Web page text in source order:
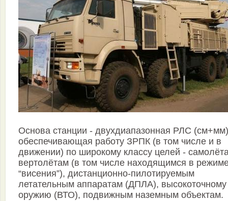
Основа станции - двухдиапазонная РЛС
обеспечивающая работу ЗРПК (в том числе и в
движении) по широкому классу целей -
вертолётам (в том числе находящимся в
“висения”), дистанционно-пилотируемым
летательным аппаратам (ДПЛА), высокоточному
оружию (ВТО), подвижным наземным объектам.